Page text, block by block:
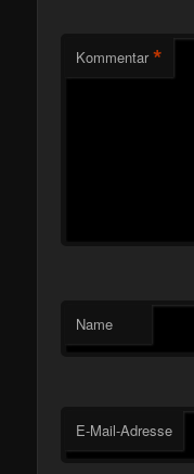
Kommentar *
Name
E-Mail-Adresse